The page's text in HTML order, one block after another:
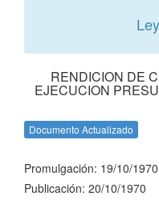
Ley
RENDICION DE
EJECUCION
Documento Actualizado
Promulgación: 19/10/1970
Publicación: 20/10/1970